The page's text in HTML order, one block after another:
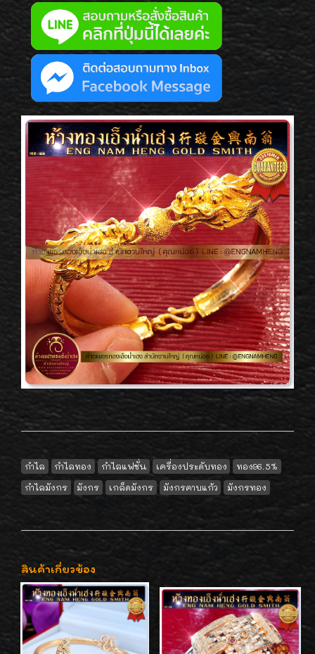
กำไล กำไลทอง กำไลแฟชั่น เครื่องประดับทอง
ทอง96.5%
กำไลมังกร
มังกร เกล็ดมังกร มังกรคาบแก้ว มังกรทอง
สินค้าเกี่ยวข้อง